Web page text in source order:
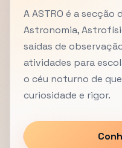
A ASTRO é a secção
Astronomia,
saídas de
atividades para
o céu noturno de
curiosidade e rigor.